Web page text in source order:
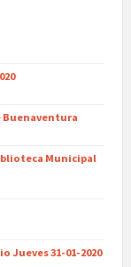
Buenaventura
Municipal
31-01-2020